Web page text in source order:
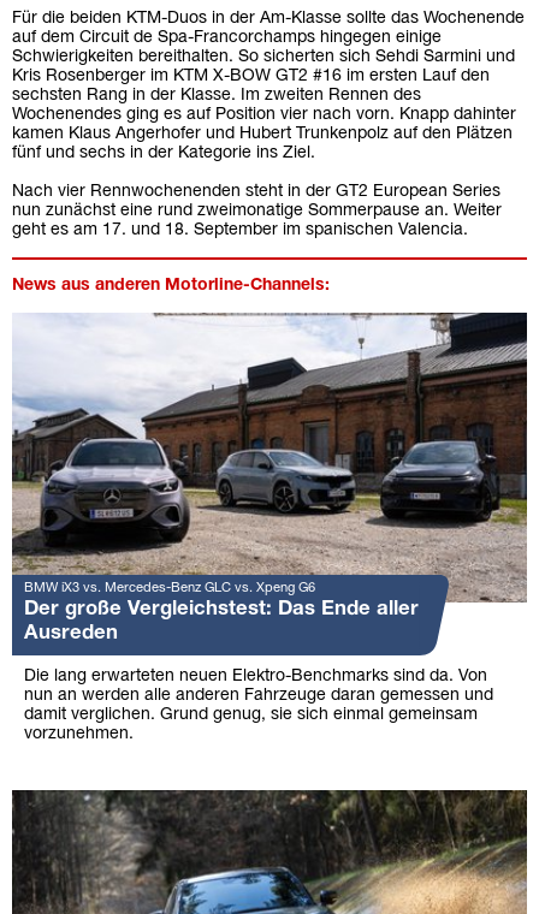
Für die beiden KTM-Duos in der Am-Klasse sollte das Wochenende
auf dem Circuit de Spa-Francorchamps hingegen einige
Schwierigkeiten bereithalten. So sicherten sich Sehdi Sarmini und
Kris Rosenberger im KTM X-BOW GT2 #16 im ersten Lauf den
sechsten Rang in der Klasse. Im zweiten Rennen des
Wochenendes ging es auf Position vier nach vorn. Knapp dahinter
kamen Klaus Angerhofer und Hubert Trunkenpolz auf den Plätzen
fünf und sechs in der Kategorie ins Ziel.
Nach vier Rennwochenenden steht in der GT2 European Series
nun zunächst eine rund zweimonatige Sommerpause an. Weiter
geht es am 17. und 18. September im spanischen Valencia.
News aus anderen Motorline-Channels:
BMW iX3 vs. Mercedes-Benz GLC vs. Xpeng G6
Der große Vergleichstest: Das Ende aller
Ausreden
Die lang erwarteten neuen Elektro-Benchmarks sind da. Von
nun an werden alle anderen Fahrzeuge daran gemessen und
damit verglichen. Grund genug, sie sich einmal gemeinsam
vorzunehmen.